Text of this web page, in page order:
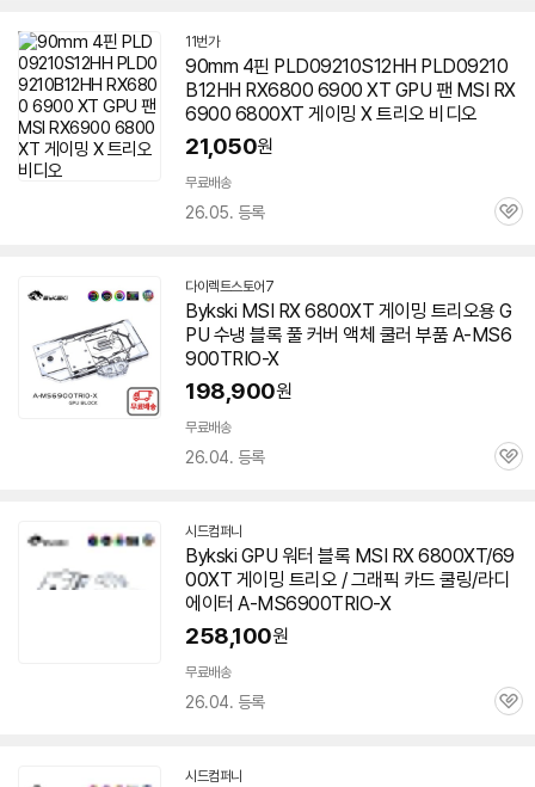
11번가
90mm 4핀 PLD09210S12HH PLD09210
B12HH RX6800 6900 XT GPU 팬 MSI RX
6900 6800XT 게이밍 X트리오 비디오
21,050원
무료배송
26.05. 등록
관
다이렉트스토어7
이
버
페
Bykski MSI RX 6800XT 게이밍 트리오용 G
PU 수냉 블록 풀 커버 액체 쿨러 부품 A-MS6
900TRIO-X
198,900원
무료배송
26.04. 등록
관
시드컴퍼니네
이
버
페
Bykski GPU 워터 블록 MSI RX 6800XT/69
00XT 게이밍 트리오 / 그래픽 카드 쿨링/라디
에이터 A-MS6900TRIO-X
258,100원
무료배송
26.04. 등록
관
시드컴퍼니네